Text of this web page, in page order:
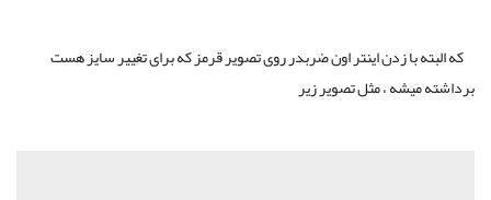
که البته با زدن اینتر اون ضربدر روی تصویر قرمز که برای تغییر سایز هست
برداشته میشه ، مثل تصویر زیر